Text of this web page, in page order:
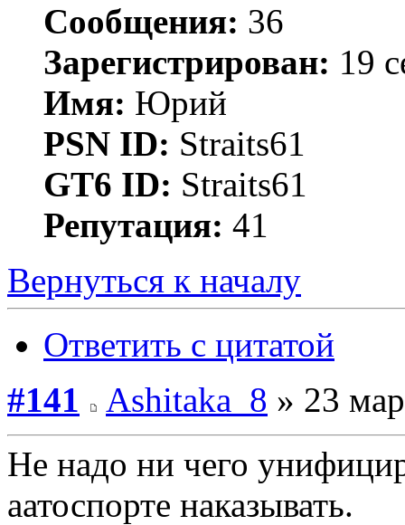
Сообщения: 36
Зарегистрирован: 19
Имя: Юрий
PSN ID: Straits61
GT6 ID: Straits61
Репутация: 41
Вернуться к началу
Ответить с цитатой
#141
Ashitaka_8 » 23
Не надо ни чего
аатоспорте наказывать.